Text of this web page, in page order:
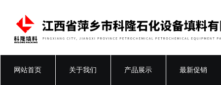
网站首页 关于我们 产品展示 最新促销